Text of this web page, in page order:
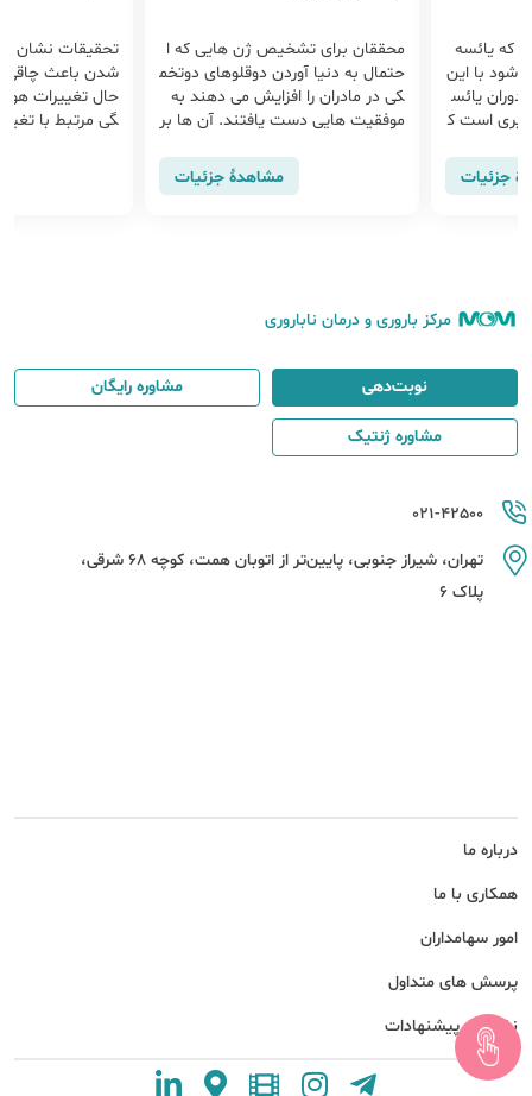
که یائسه
شود با این
دوران یائس
است ک
جزئیات
محققان برای تشخیص ژن هایی که ا
حتمال به دنیا آوردن دوقلوهای دوتخم
کی در مادران را افزایش می دهند به
موفقیت هایی دست یافتند. آن ها بر
مشاهدهٔ جزئیات
تحقیقات نشان
شدن باعث چاقی
حال تغییرات
گی مرتبط با
مرکز باروری و درمان ناباروری
درباره ما
همکاری با ما
امور سهامداران
پرسش های متداول
نظرات و پیشنهادات
021-42500
تهران، شیراز جنوبی، پایین‌تر از اتوبان همت، کوچه 68 شرقی،
پلاک 6
نوبت‌دهی مشاوره رایگان
مشاوره ژنتیک